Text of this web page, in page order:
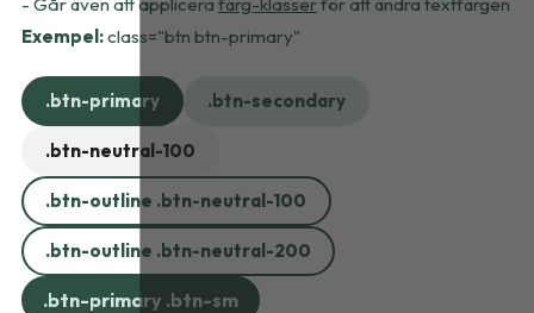
Exempel:class="btn btn-primary"
.btn-primary .btn-secondary
.btn-neutral-100
.btn-outline .btn-neutral-100
.btn-outline .btn-neutral-200
.btn-primary .btn-sm